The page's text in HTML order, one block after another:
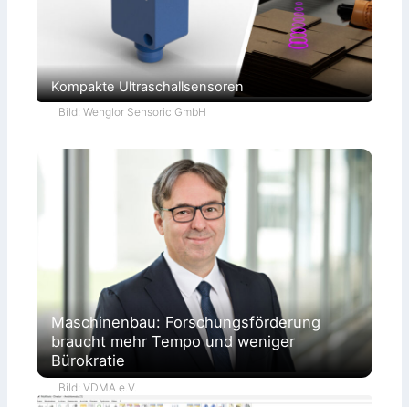
Kompakte Ultraschallsensoren
Bild: Wenglor Sensoric GmbH
Maschinenbau: Forschungsförderung
braucht mehr Tempo und weniger
Bürokratie
Bild: VDMA e.V.